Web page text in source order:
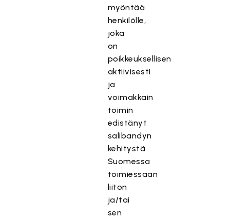
myöntää
henkilölle,
joka
on
poikkeuksellisen
aktiivisesti
ja
voimakkain
toimin
edistänyt
salibandyn
kehitystä
Suomessa
toimiessaan
liiton
ja/tai
sen